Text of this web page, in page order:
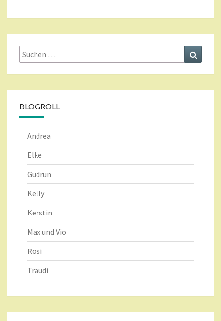
Suche
nach:
BLOGROLL
Andrea
Elke
Gudrun
Kelly
Kerstin
Max und Vio
Rosi
Traudi